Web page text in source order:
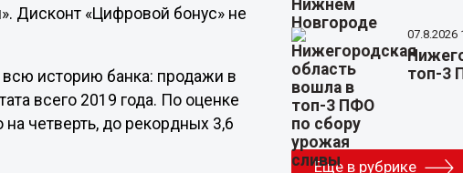
Дисконт «Цифровой бонус» не
историю банка: продажи в
всего 2019 года. По оценке
четверть, до рекордных 3,6
07.8.2026
топ-3
Еще в рубрике